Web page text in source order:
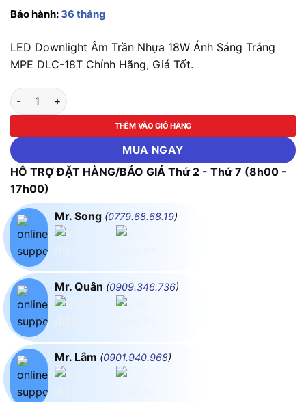
Bảo hành: 36 tháng
LED Downlight Âm Trần Nhựa 18W Ánh Sáng Trắng
MPE DLC-18T Chính Hãng, Giá Tốt.
LED Downlight Âm Trần Nhựa 18W Ánh Sáng Trắng MPE
THÊM VÀO GIỎ HÀNG
MUA NGAY
HỖ TRỢ ĐẶT HÀNG/BÁO GIÁ Thứ 2 - Thứ 7 (8h00 -
17h00)
Mr. Song (0779.68.68.19)
Mr. Quân (0909.346.736)
Mr. Lâm (0901.940.968)